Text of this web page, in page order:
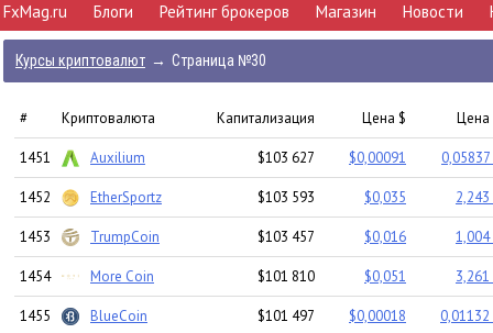
FxMag.ru Блоги Рейтинг брокеров Магазин Новости
Курсы криптовалют → Страница №30
# Криптовалюта Капитализация Цена $ Цена
1451 Auxilium $103 627 $0,00091
1452 EtherSportz $103 593 $0,035
1453 TrumpCoin $103 457 $0,016 1,004
1454 More Coin $101 810 $0,051
1455 BlueCoin $101 497 $0,00018